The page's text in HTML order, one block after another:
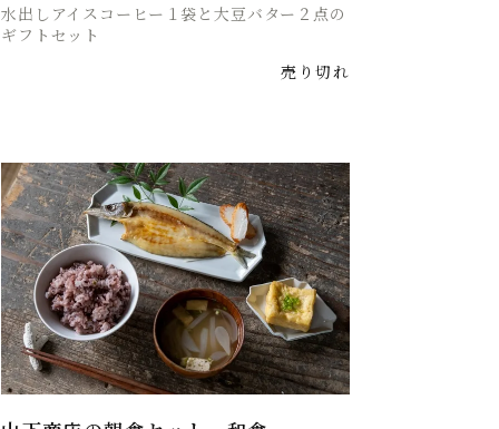
水出しアイスコーヒー１袋と大豆バター２点の
ギフトセット
売り切れ